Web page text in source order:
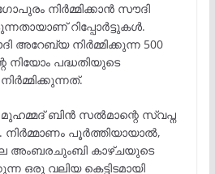
നിർമ്മിക്കാൻ സൗദി
റിപ്പോർട്ടുകൾ.
അറേബ്യ നിർമ്മിക്കുന്ന 500
നിയോം പദ്ധതിയുടെ
മുഹമ്മദ് ബിൻ സൽമാന്റെ സ്വപ്ന
പൂർത്തിയായാൽ,
അംബരചുംബി കാഴ്ചയുടെ
ഒരു വലിയ കെട്ടിടമായി